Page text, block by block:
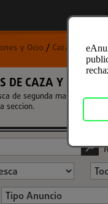
y Ocio / Caza y Pesca
CAZA Y PESCA
de segunda mano, de
seccion.